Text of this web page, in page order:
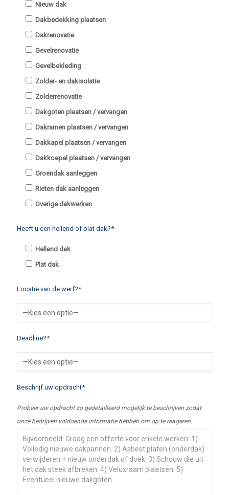
Nieuw dak
Dakbedekking plaatsen
Dakrenovatie
Gevelrenovatie
Gevelbekleding
Zolder- en dakisolatie
Zolderrenovatie
Dakgoten plaatsen / vervangen
Dakramen plaatsen / vervangen
Dakkapel plaatsen / vervangen
Dakkoepel plaatsen / vervangen
Groendak aanleggen
Rieten dak aanleggen
Overige dakwerken
Heeft u een hellend of plat dak?*
Hellend dak
Plat dak
Locatie van de werf?*
Deadline?*
Beschrijf uw opdracht*
Probeer uw opdracht zo gedetailleerd mogelijk te beschrijven zodat
onze bedrijven voldoende informatie hebben om op te reageren.